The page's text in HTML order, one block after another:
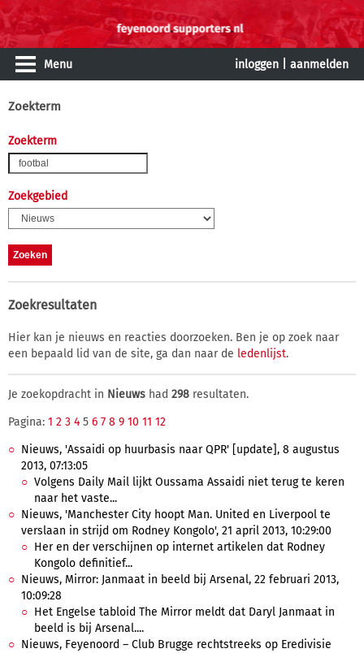
Menu inloggen aanmelden
Zoekterm
Zoekterm
Zoekgebied
Zoekresultaten
Hier kan je nieuws en reacties doorzoeken. Ben je op zoek naar
een bepaald lid van de site, ga dan naar de ledenlijst.
Je zoekopdracht in Nieuws had 298 resultaten.
Pagina: 1 2 3 4 5 6 7 8 9 10 11 12
Nieuws, 'Assaidi op huurbasis naar QPR' [update], 8 augustus
2013, 07:13:05
Volgens Daily Mail lijkt Oussama Assaidi niet terug te keren
naar het vaste...
Nieuws, 'Manchester City hoopt Man. United en Liverpool te
verslaan in strijd om Rodney Kongolo', 21 april 2013, 10:29:00
Her en der verschijnen op internet artikelen dat Rodney
Kongolo definitief...
Nieuws, Mirror: Janmaat in beeld bij Arsenal, 22 februari 2013,
10:09:28
Het Engelse tabloid The Mirror meldt dat Daryl Janmaat in
beeld is bij Arsenal....
Nieuws, Feyenoord – Club Brugge rechtstreeks op Eredivisie